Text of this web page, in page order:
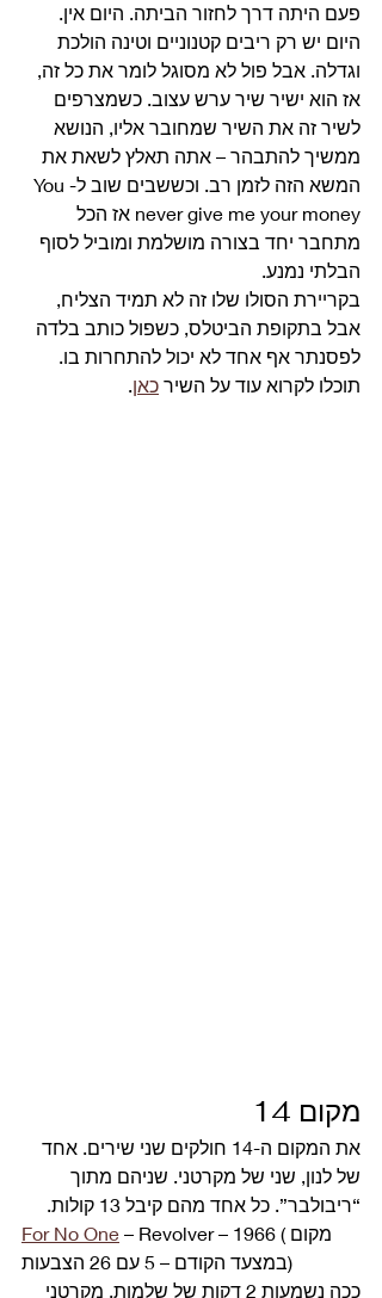
פעם היתה דרך לחזור הביתה. היום אין.
היום יש רק ריבים קטנוניים וטינה הולכת
וגדלה. אבל פול לא מסוגל לומר את כל זה,
אז הוא ישיר שיר ערש עצוב. כשמצרפים
לשיר זה את השיר שמחובר אליו, הנושא
ממשיך להתבהר – אתה תאלץ לשאת את
המשא הזה לזמן רב. וכששבים שוב ל-You
never give me your money אז הכל
מתחבר יחד בצורה מושלמת ומוביל לסוף
הבלתי נמנע.
בקריירת הסולו שלו זה לא תמיד הצליח,
אבל בתקופת הביטלס, כשפול כותב בלדה
לפסנתר אף אחד לא יכול להתחרות בו.
תוכלו לקרוא עוד על השיר כאן.
מקום 14
את המקום ה-14 חולקים שני שירים. אחד
של לנון, שני של מקרטני. שניהם מתוך
“ריבולבר”. כל אחד מהם קיבל 13 קולות.
For No One – Revolver – 1966 (מקום
במצעד הקודם – 5 עם 26 הצבעות)
ככה נשמעות 2 דקות של שלמות. מקרטני